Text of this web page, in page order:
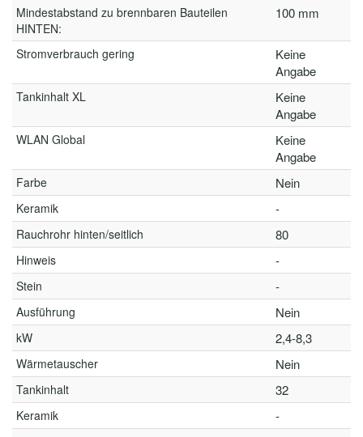
Mindestabstand zu brennbaren Bauteilen
HINTEN:
100 mm
Stromverbrauch gering
Keine
Angabe
Tankinhalt XL
Keine
Angabe
WLAN Global
Keine
Angabe
Farbe Nein
Keramik -
Rauchrohr hinten/seitlich 80
Hinweis -
Stein -
Ausführung Nein
kW 2,4-8,3
Wärmetauscher Nein
Tankinhalt 32
Keramik -